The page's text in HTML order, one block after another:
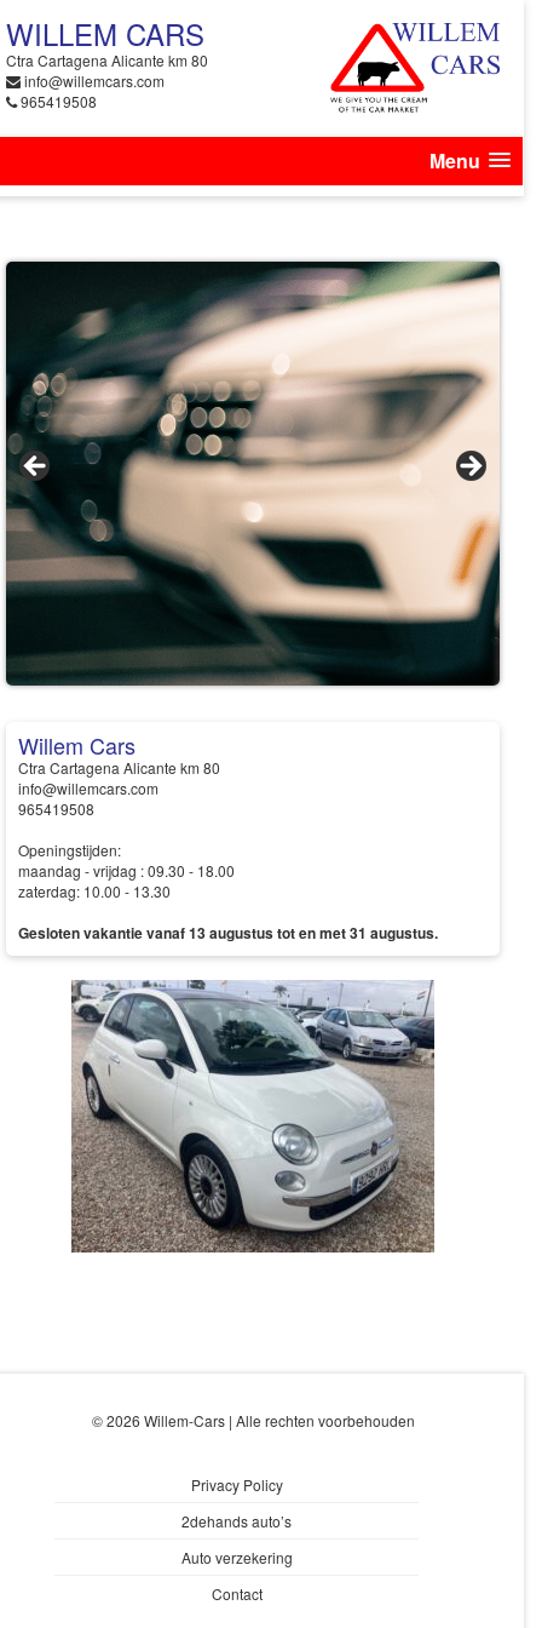
WILLEM CARS
Ctra Cartagena Alicante km 80
info@willemcars.com
965419508
Menu
Willem Cars
Ctra Cartagena Alicante km 80
info@willemcars.com
965419508
Openingstijden:
maandag - vrijdag : 09.30 - 18.00
zaterdag: 10.00 - 13.30
Gesloten vakantie vanaf 13 augustus tot en met 31 augustus.
© 2026 Willem-Cars | Alle rechten voorbehouden
Privacy Policy
2dehands auto’s
Auto verzekering
Contact